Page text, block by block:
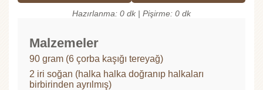
Hazırlanma: 0 dk | Pişirme: 0 dk
Malzemeler
90 gram (6 çorba kaşığı tereyağ)
2 iri soğan (halka halka doğranıp halkaları
birbirinden ayrılmış)